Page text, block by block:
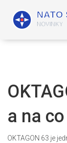
a na
OKTAGON 63 je